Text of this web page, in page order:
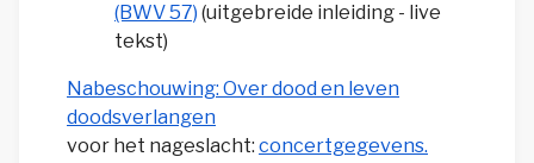
(BWV 57) (uitgebreide inleiding - live
tekst)
Nabeschouwing: Over dood en leven
doodsverlangen
voor het nageslacht: concertgegevens.